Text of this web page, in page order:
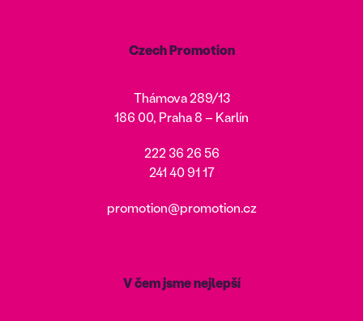
Czech Promotion
Thámova 289/13
186 00, Praha 8 – Karlín
222 36 26 56
241 40 91 17
promotion@promotion.cz
V čem jsme nejlepší